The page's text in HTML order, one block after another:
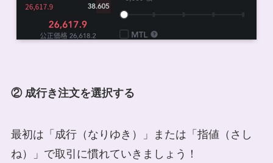
② 成行き注文を選択する
最初は「成行（なりゆき）」または「指値（さし
ね）」で取引に慣れていきましょう！